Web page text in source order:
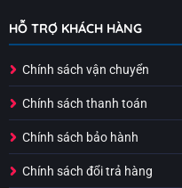
HỖ TRỢ KHÁCH HÀNG
Chính sách vận chuyển
Chính sách thanh toán
Chính sách bảo hành
Chính sách đổi trả hàng